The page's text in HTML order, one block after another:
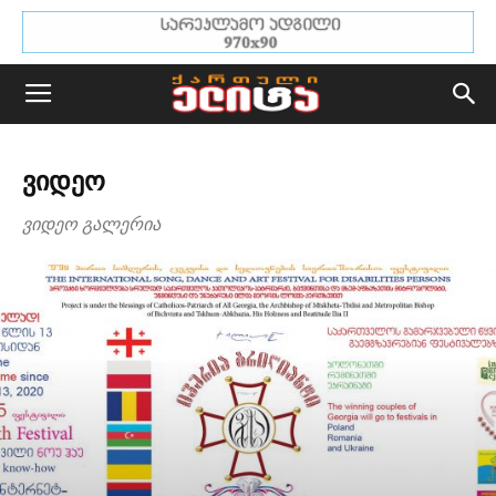
ᲕᲘᲓᲔᲝ
ვიდეო გალერია